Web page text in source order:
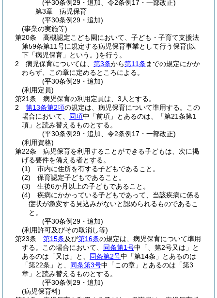
(平30条例29・追加、令2条例17・一部改正)
第3章
病児保育
(平30条例29・追加)
(事業の実施等)
第20条
高槻認定こども園において、子ども・子育て支援法
第59条第11号に規定する病児保育事業として行う保育(以
下「病児保育」という。)を行う。
2
病児保育については、 第3条から第11条 までの規定にかか
わらず、この章に定めるところによる。
(平30条例29・追加)
(利用定員)
第21条
病児保育の利用定員は、3人とする。
2
第13条第2項の規定は、病児保育について準用する。
この
場合において、 同項中「前項」とあるのは、「第21条第1
項」と読み替えるものとする。
(平30条例29・追加、令2条例17・一部改正)
(利用資格)
第22条
病児保育を利用することができる子どもは、次に掲
げる要件を備える者とする。
(1)
市内に住所を有する子どもであること。
(2)
保育認定子どもであること。
(3)
生後6か月以上の子どもであること。
(4)
疾病にかかっている子どもであって、当該疾病に係る
症状が急変する見込みがないと認められるものであるこ
と。
(平30条例29・追加)
(利用許可及びその取消し等)
第23条
第15条及び第16条の規定は、病児保育について準用
する。
この場合において、 同条第1号中「、第2号又は」と
あるのは「又は」と、 同条第2号中「第14条」とあるのは
「第22条」と、 同条第3号中「この章」とあるのは「第3
章」と読み替えるものとする。
(平30条例29・追加)
(病児保育料)